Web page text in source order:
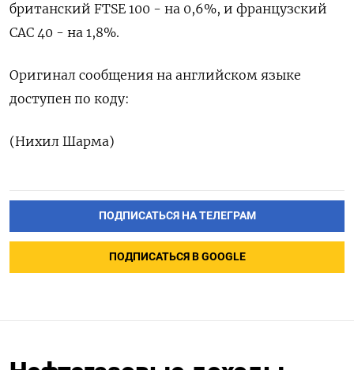
британский FTSE 100 - на 0,6%, и французский
CAC 40 - на 1,8%.
Оригинал сообщения на английском языке
доступен по коду:
(Нихил Шарма)
ПОДПИСАТЬСЯ НА ТЕЛЕГРАМ
ПОДПИСАТЬСЯ В GOOGLE